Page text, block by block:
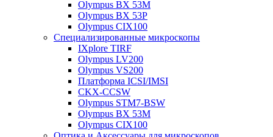
Olympus BX 53M
Olympus BX 53P
Olympus CIX100
Специализированные микроскопы
IXplore TIRF
Olympus LV200
Olympus VS200
Платформа ICSI/IMSI
CKX-CCSW
Olympus STM7-BSW
Olympus BX 53M
Olympus CIX100